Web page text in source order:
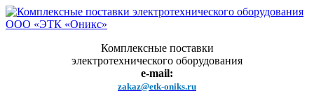
Комплексные поставки
электротехнического оборудования
e-mail:
zakaz@etk-oniks.ru